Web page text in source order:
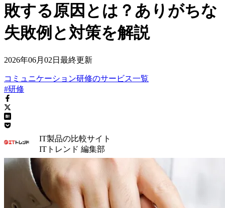
敗する原因とは？ありがちな
失敗例と対策を解説
2026年06月02日 最終更新
コミュニケーション研修のサービス一覧
#研修
IT製品の比較サイト
ITトレンド 編集部